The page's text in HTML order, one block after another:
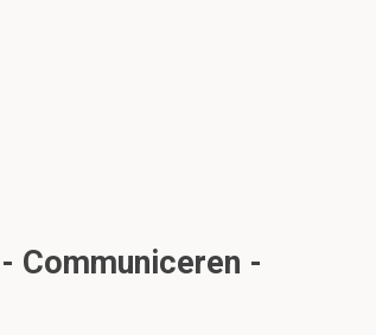
Communiceren -